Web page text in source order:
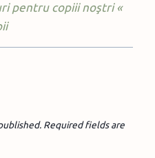
pentru copiii noştri «
Required fields are